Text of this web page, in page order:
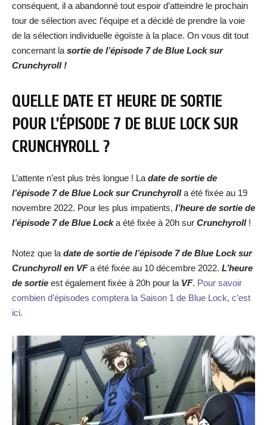
conséquent, il a abandonné tout espoir d’atteindre le prochain
tour de sélection avec l’équipe et a décidé de prendre la voie
de la sélection individuelle égoïste à la place. On vous dit tout
concernant la sortie de l’épisode 7 de Blue Lock sur
Crunchyroll !
QUELLE DATE ET HEURE DE SORTIE
POUR L’ÉPISODE 7 DE BLUE LOCK SUR
CRUNCHYROLL ?
L’attente n’est plus très longue ! La date de sortie de
l’épisode 7 de Blue Locksur Crunchyrolla été fixée au 19
novembre 2022. Pour les plus impatients, l’heure de sortie de
l’épisode 7 de Blue Locka été fixée à 20h sur Crunchyroll !
Notez que la date de sortie de l’épisode 7 de Blue Lock sur
Crunchyroll en VFa été fixée au 10 décembre 2022. L’heure
de sortie est également fixée à 20h pour la VF. Pour savoir
combien d’épisodes comptera la Saison 1 de Blue Lock, c’est
ici.